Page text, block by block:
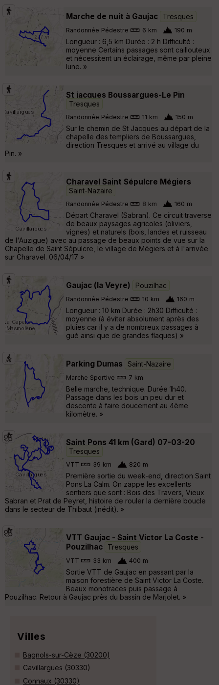
Marche de nuit à Gaujac Tresques
Randonnée Pédestre 6 km 190 m
Longueur : 6,5 km Durée : 2 h Difficulté :
moyenne Certains passages sont caillouteux
et nécessitent un éclairage, même par pleine
lune. »
St jacques Boussargues-Le Pin
Tresques
Randonnée Pédestre 11 km 150 m
Sur le chemin de St Jacques au départ de la
chapelle des templiers de Boussargues,
direction Tresques et arrivé au village du
Pin. »
Charavel Saint Sépulcre Mégiers
Saint-Nazaire
Randonnée Pédestre 8 km 160 m
Départ Charavel (Sabran). Ce circuit traverse
de beaux paysages agricoles (oliviers,
vignes) et naturels (bois, landes et ruisseau
de l'Auzigue) avec au passage de beaux points de vue sur la
Chapelle de Saint Sépulcre, le village de Mégiers et à l'arrivée
sur Charavel. 06/04/17 »
Gaujac (la Veyre) Pouzilhac
Randonnée Pédestre 10 km 160 m
Longueur : 10 km Durée : 2h30 Difficulté :
moyenne (à éviter absolument après des
pluies car il y a de nombreux passages à
gué ainsi que de grandes flaques) »
Parking Dumas Saint-Nazaire
Marche Sportive 7 km
Belle marche, technique. Durée 1h40.
Passage dans les bois un peu dur et
descente à faire doucement au 4ème
kilomètre. »
Saint Pons 41 km (Gard) 07-03-20
Tresques
VTT 39 km 820 m
Première sortie du week-end, direction Saint
Pons La Calm. On zappe les excellents
sentiers que sont : Bois des Travers, Vieux
Sabran et Prat de Peyret, histoire de rouler la dernière boucle
dans le secteur de Thibaut (inédit). »
VTT Gaujac - Saint Victor La Coste -
Pouzilhac
Tresques
VTT 33 km 400 m
Sortie VTT de Gaujac en passant par la
maison forestière de Saint Victor La Coste.
Beaux monotraces puis passage à
Pouzilhac. Retour à Gaujac près du bassin de Marjolet. »
Villes
Bagnols-sur-Cèze (30200)
Cavillargues (30330)
Connaux (30330)